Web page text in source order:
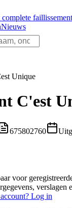
Nieuws
Unique
C'est
675802760
voor
verslagen
Log in